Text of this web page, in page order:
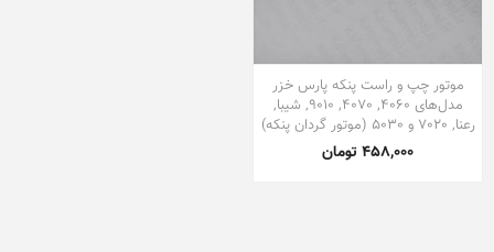
موتور چپ و راست پنکه پارس خزر
مدل‌های 4060, 4070, 9010, شیبا,
رعنا, 7020 و 5030 (موتور گردان پنکه)
458,000 تومان